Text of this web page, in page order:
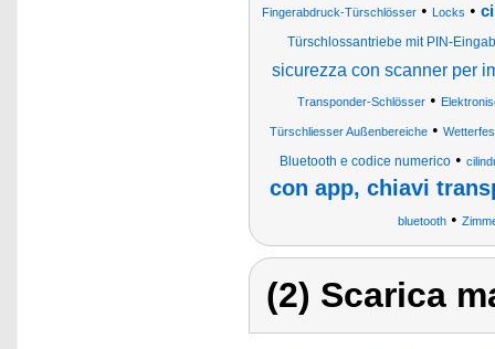
Fingerabdruck-Türschlösser• Locks •
Türschlossantriebe mit PIN-
sicurezza con scanner per
Transponder-Schlösser•
Türschliesser Außenbereiche •
Bluetooth e codice numerico •
con app, chiavi
bluetooth•
(2) Scarica